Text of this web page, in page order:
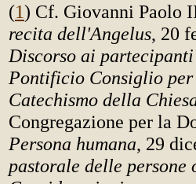
(1) Cf. Giovanni Paolo
recita dell'Angelus, 20
Discorso ai
Pontificio Consiglio
Catechismo della
Congregazione per la
Persona humana, 29
pastorale delle persone